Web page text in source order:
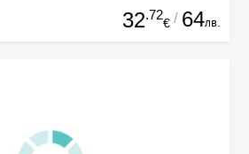
32.72
€ / 64лв.